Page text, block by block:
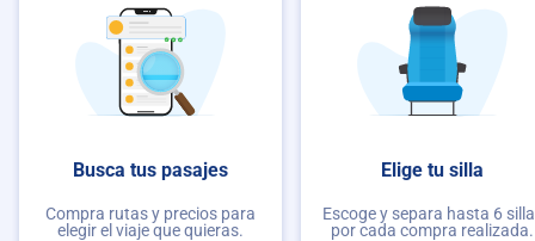
Busca tus pasajes
Compra rutas y precios para
elegir el viaje que quieras.
Elige tu silla
Escoge y separa hasta 6
por cada compra realizada.